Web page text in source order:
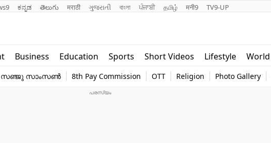
ಕನ್ನಡ తెలుగు मराठी ગુજરાતી বাংলা ਪੰਜਾਬੀ தமிழ் मनी9 TV9-UP
Business Education Sports Short Videos Lifestyle World
world
Web Story
സഞ്ജു സാംസൺ 8th Pay Commission OTT Religion Photo Gallery